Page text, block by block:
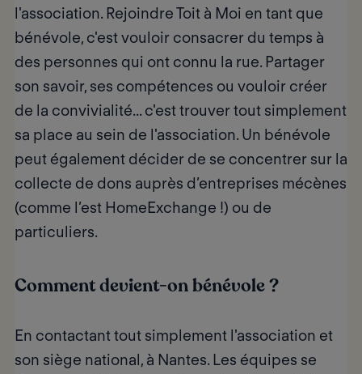
l'association. Rejoindre Toit à Moi en tant que
bénévole, c'est vouloir consacrer du temps à
des personnes qui ont connu la rue. Partager
son savoir, ses compétences ou vouloir créer
de la convivialité... c'est trouver tout simplement
sa place au sein de l'association. Un bénévole
peut également décider de se concentrer sur la
collecte de dons auprès d’entreprises mécènes
(comme l’est HomeExchange !) ou de
particuliers.
Comment devient-on bénévole ?
En contactant tout simplement l'association et
son siège national, à Nantes. Les équipes se